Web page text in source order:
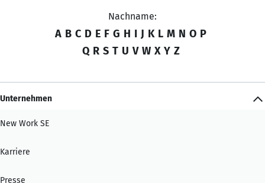
Nachname:
A B C D E F G H I J K L M N O P
Q R S T U V W X Y Z
Unternehmen
New Work SE
Karriere
Presse